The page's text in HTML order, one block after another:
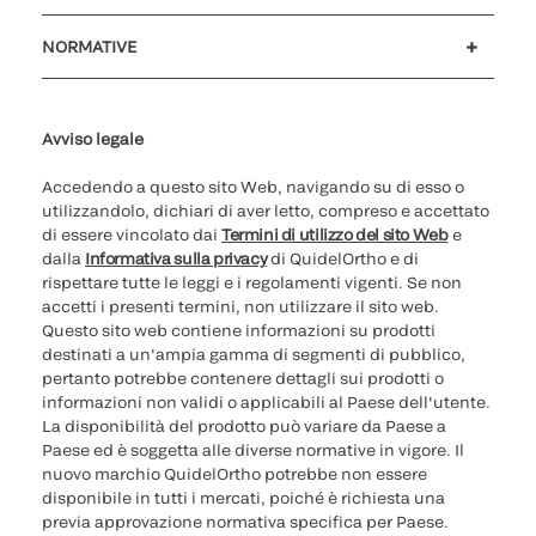
NORMATIVE
Avviso legale
Accedendo a questo sito Web, navigando su di esso o
utilizzandolo, dichiari di aver letto, compreso e accettato
di essere vincolato dai Termini di utilizzo del sito Webe
dalla Informativa sulla privacydi QuidelOrtho e di
rispettare tutte le leggi e i regolamenti vigenti. Se non
accetti i presenti termini, non utilizzare il sito web.
Questo sito web contiene informazioni su prodotti
destinati a un'ampia gamma di segmenti di pubblico,
pertanto potrebbe contenere dettagli sui prodotti o
informazioni non validi o applicabili al Paese dell'utente.
La disponibilità del prodotto può variare da Paese a
Paese ed è soggetta alle diverse normative in vigore. Il
nuovo marchio QuidelOrtho potrebbe non essere
disponibile in tutti i mercati, poiché è richiesta una
previa approvazione normativa specifica per Paese.